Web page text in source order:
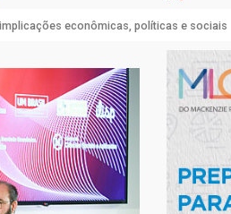
econômicas, políticas e sociais